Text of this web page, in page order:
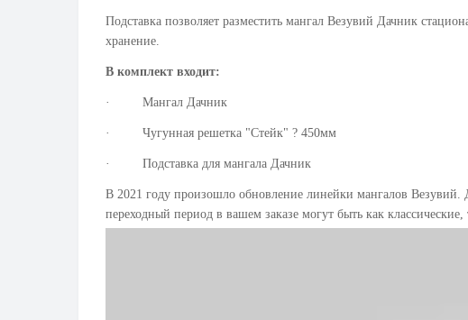
Подставка позволяет разместить мангал Везувий Дачник
хранение.
В комплект входит:
· Мангал Дачник
· Чугунная решетка "Стейк" ? 450мм
· Подставка для мангала Дачник
В 2021 году произошло обновление линейки мангалов Везувий.
переходный период в вашем заказе могут быть как